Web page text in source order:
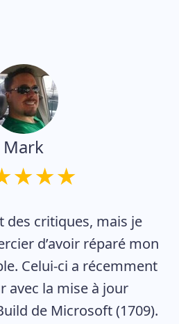
Mark
des critiques, mais je
d’avoir réparé mon
Celui-ci a récemment
avec la mise à jour
de Microsoft (1709).